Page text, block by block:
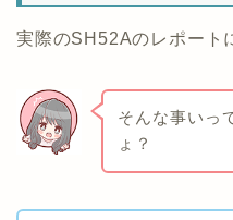
実際のSH52Aのレポート
そんな事いっ
ょ？